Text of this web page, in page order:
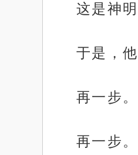
这是神
于是，
再一步。
再一步。